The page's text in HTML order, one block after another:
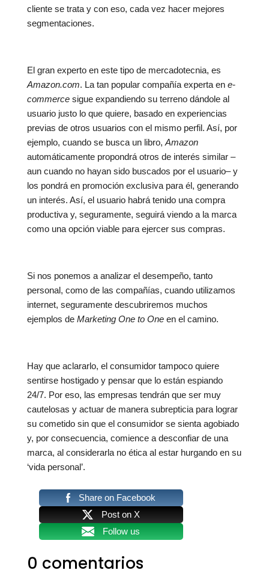
cliente se trata y con eso, cada vez hacer mejores
segmentaciones.
El gran experto en este tipo de mercadotecnia, es
Amazon.com. La tan popular compañía experta en e-
commercesigue expandiendo su terreno dándole al
usuario justo lo que quiere, basado en experiencias
previas de otros usuarios con el mismo perfil. Así, por
ejemplo, cuando se busca un libro, Amazon
automáticamente propondrá otros de interés similar –
aun cuando no hayan sido buscados por el usuario– y
los pondrá en promoción exclusiva para él, generando
un interés. Así, el usuario habrá tenido una compra
productiva y, seguramente, seguirá viendo a la marca
como una opción viable para ejercer sus compras.
Si nos ponemos a analizar el desempeño, tanto
personal, como de las compañías, cuando utilizamos
internet, seguramente descubriremos muchos
ejemplos de Marketing One to Oneen el camino.
Hay que aclararlo, el consumidor tampoco quiere
sentirse hostigado y pensar que lo están espiando
24/7. Por eso, las empresas tendrán que ser muy
cautelosas y actuar de manera subrepticia para lograr
su cometido sin que el consumidor se sienta agobiado
y, por consecuencia, comience a desconfiar de una
marca, al considerarla no ética al estar hurgando en su
‘vida personal’.
Share on Facebook
Post on X
Follow us
0 comentarios